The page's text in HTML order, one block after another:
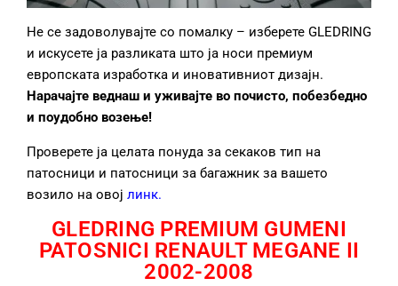
Не се задоволувајте со помалку – изберете GLEDRING
и искусете ја разликата што ја носи премиум
европската изработка и иновативниот дизајн.
Нарачајте веднаш и уживајте во почисто, побезбедно
и поудобно возење!
Проверете ја целата понуда за секаков тип на
патосници и патосници за багажник за вашето
возило на овој линк.
GLEDRING PREMIUM GUMENI
PATOSNICI RENAULT MEGANE II
2002-2008